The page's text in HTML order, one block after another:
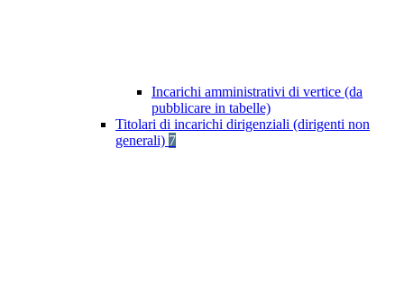
Incarichi amministrativi di vertice (da
pubblicare in tabelle)
Titolari di incarichi dirigenziali (dirigenti non
generali) 7